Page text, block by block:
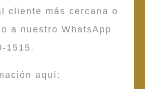
cliente más cercana o
a nuestro WhatsApp
1515.
aquí: